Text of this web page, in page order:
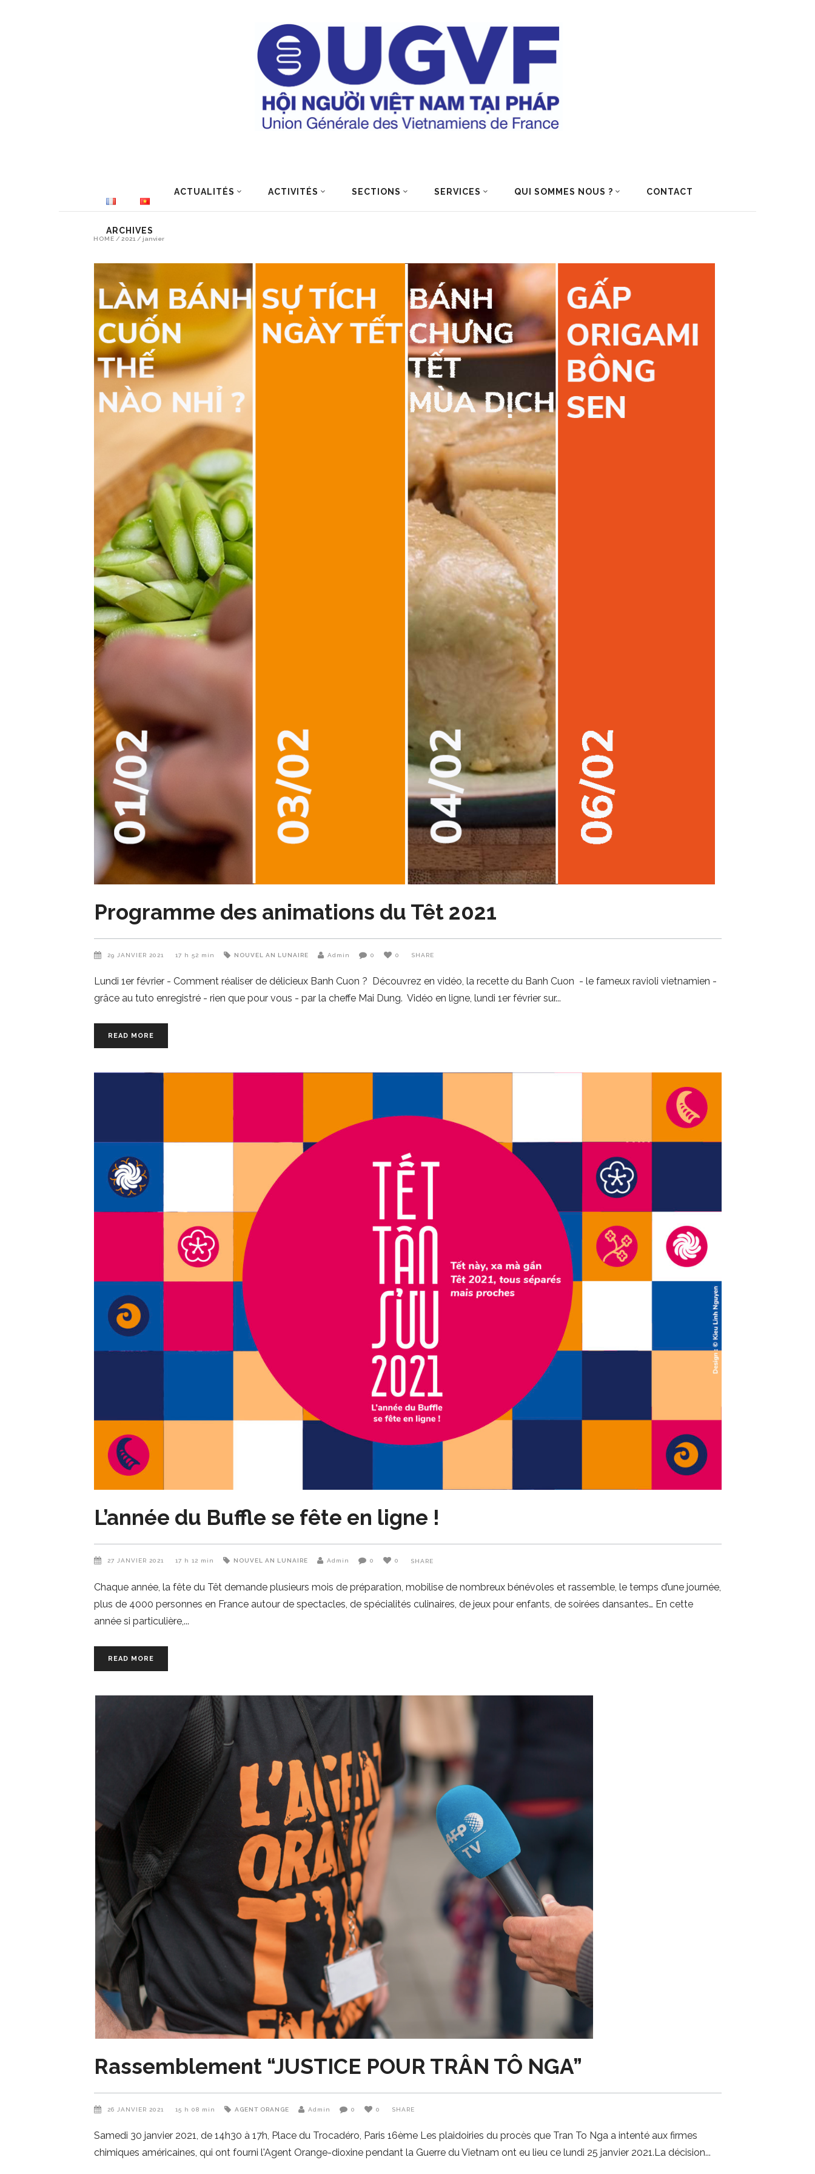
ACTUALITÉS ACTIVITÉS SECTIONS SERVICES QUI SOMMES NOUS ? CONTACT
ARCHIVES
HOME / 2021 / janvier
Programme des animations du Têt 2021
29 JANVIER 2021 17 h 52 min NOUVEL AN LUNAIRE Admin 0 0 SHARE
Lundi 1er février - Comment réaliser de délicieux Banh Cuon ? Découvrez en vidéo, la recette du Banh Cuon - le fameux ravioli vietnamien -
grâce au tuto enregistré - rien que pour vous - par la cheffe Mai Dung. Vidéo en ligne, lundi 1er février sur
READ MORE
L’année du Buffle se fête en ligne !
27 JANVIER 2021 17 h 12 min NOUVEL AN LUNAIRE Admin 0 0 SHARE
Chaque année, la fête du Têt demande plusieurs mois de préparation, mobilise de nombreux bénévoles et rassemble, le temps d’une journée,
plus de 4000 personnes en France autour de spectacles, de spécialités culinaires, de jeux pour enfants, de soirées dansantes… En cette
année si particulière,
READ MORE
Rassemblement “JUSTICE POUR TRÂN TÔ NGA”
26 JANVIER 2021 15 h 08 min AGENT ORANGE Admin 0 0 SHARE
Samedi 30 janvier 2021, de 14h30 à 17h, Place du Trocadéro, Paris 16ème Les plaidoiries du procès que Tran To Nga a intenté aux firmes
chimiques américaines, qui ont fourni l'Agent Orange-dioxine pendant la Guerre du Vietnam ont eu lieu ce lundi 25 janvier 2021.La décision